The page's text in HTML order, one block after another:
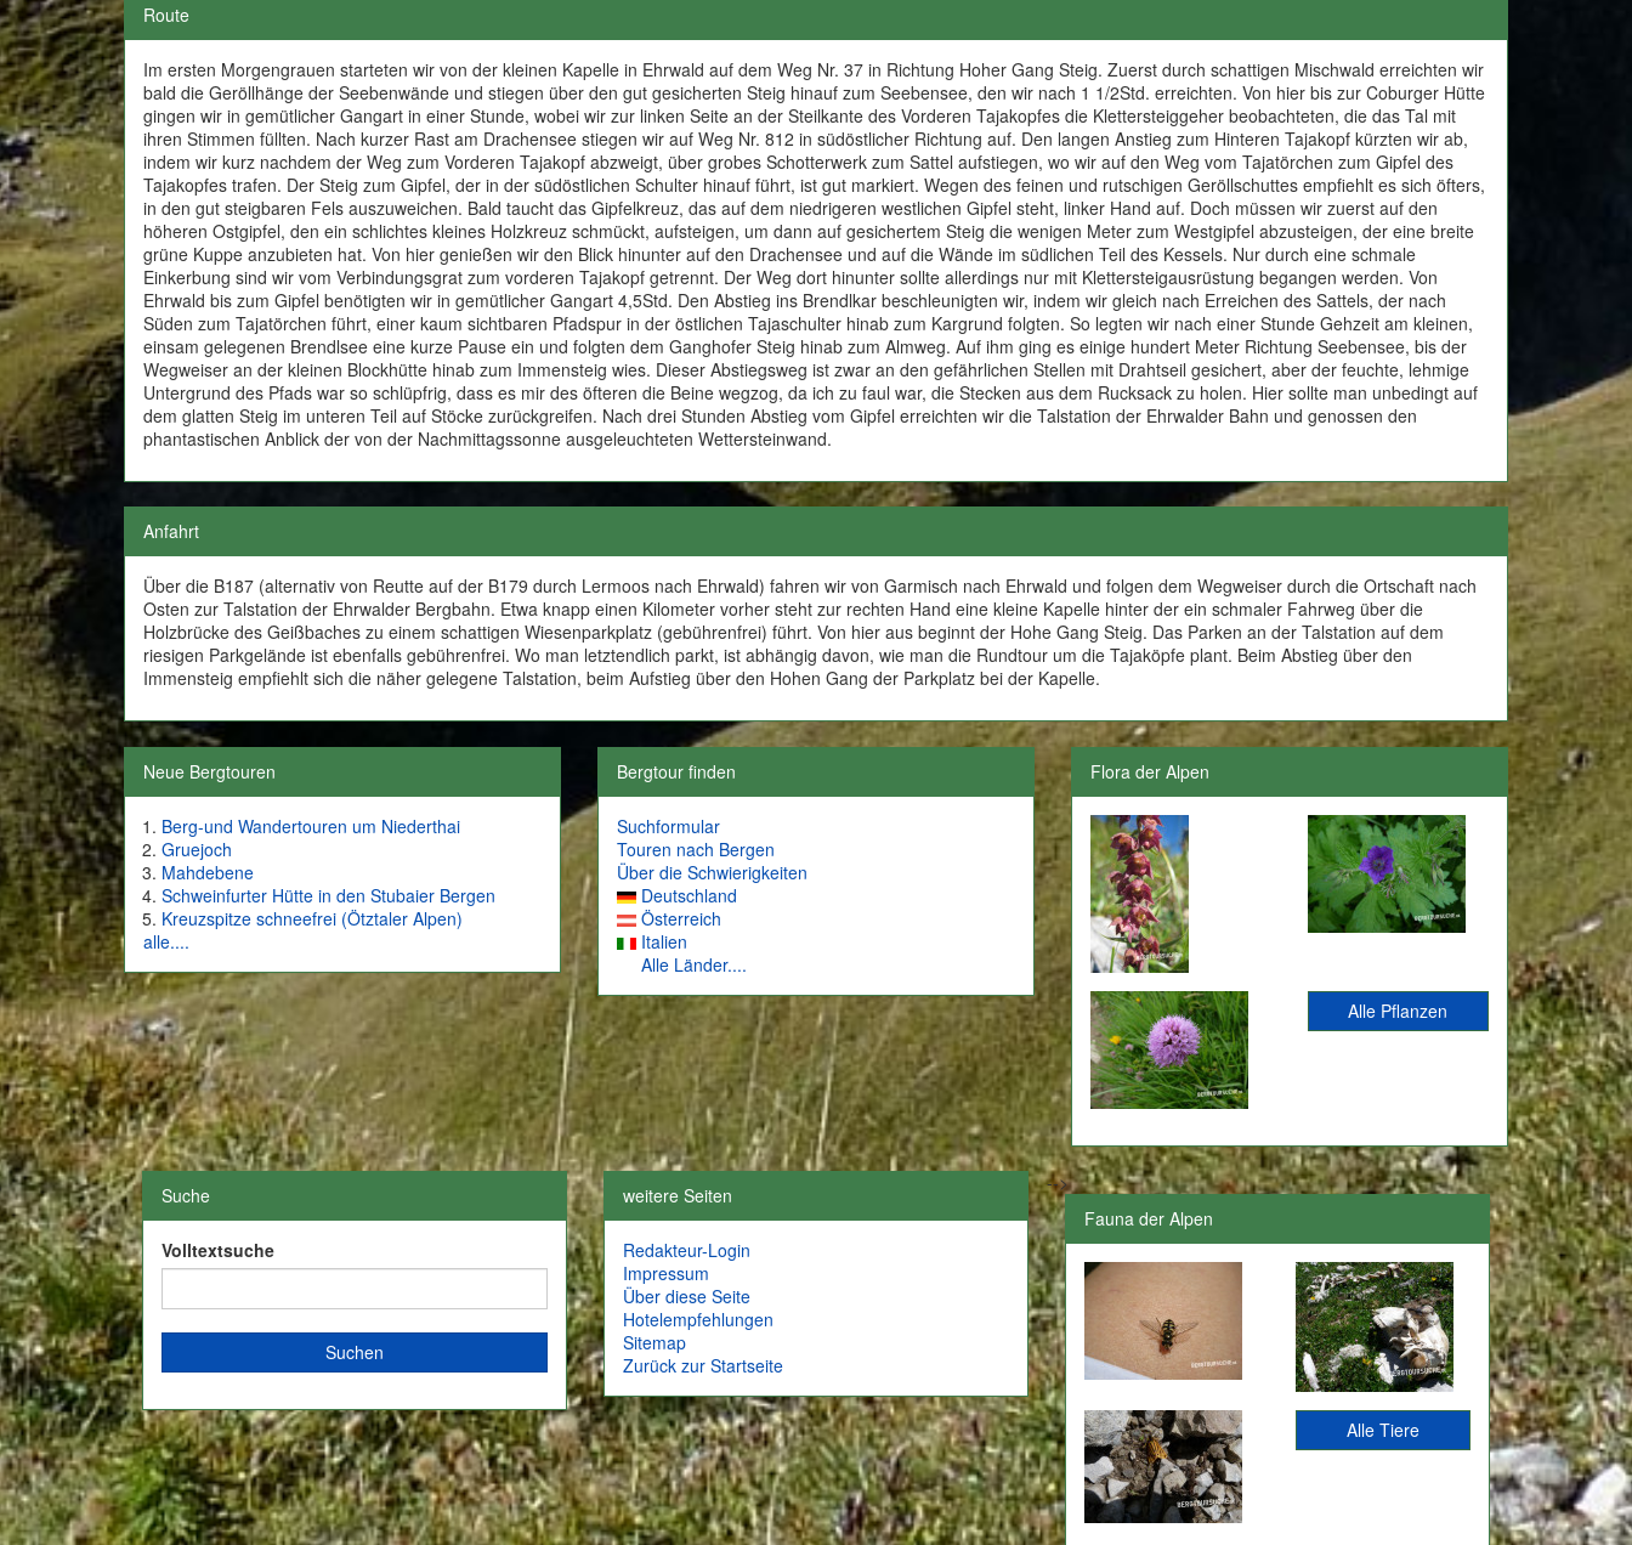
Route
Im ersten Morgengrauen starteten wir von der kleinen Kapelle in Ehrwald auf dem Weg Nr. 37 in Richtung Hoher Gang Steig. Zuerst durch schattigen Mischwald erreichten wir
bald die Geröllhänge der Seebenwände und stiegen über den gut gesicherten Steig hinauf zum Seebensee, den wir nach 1 1/2Std. erreichten. Von hier bis zur Coburger Hütte
gingen wir in gemütlicher Gangart in einer Stunde, wobei wir zur linken Seite an der Steilkante des Vorderen Tajakopfes die Klettersteiggeher beobachteten, die das Tal mit
ihren Stimmen füllten. Nach kurzer Rast am Drachensee stiegen wir auf Weg Nr. 812 in südöstlicher Richtung auf. Den langen Anstieg zum Hinteren Tajakopf kürzten wir ab,
indem wir kurz nachdem der Weg zum Vorderen Tajakopf abzweigt, über grobes Schotterwerk zum Sattel aufstiegen, wo wir auf den Weg vom Tajatörchen zum Gipfel des
Tajakopfes trafen. Der Steig zum Gipfel, der in der südöstlichen Schulter hinauf führt, ist gut markiert. Wegen des feinen und rutschigen Geröllschuttes empfiehlt es sich öfters,
in den gut steigbaren Fels auszuweichen. Bald taucht das Gipfelkreuz, das auf dem niedrigeren westlichen Gipfel steht, linker Hand auf. Doch müssen wir zuerst auf den
höheren Ostgipfel, den ein schlichtes kleines Holzkreuz schmückt, aufsteigen, um dann auf gesichertem Steig die wenigen Meter zum Westgipfel abzusteigen, der eine breite
grüne Kuppe anzubieten hat. Von hier genießen wir den Blick hinunter auf den Drachensee und auf die Wände im südlichen Teil des Kessels. Nur durch eine schmale
Einkerbung sind wir vom Verbindungsgrat zum vorderen Tajakopf getrennt. Der Weg dort hinunter sollte allerdings nur mit Klettersteigausrüstung begangen werden. Von
Ehrwald bis zum Gipfel benötigten wir in gemütlicher Gangart 4,5Std. Den Abstieg ins Brendlkar beschleunigten wir, indem wir gleich nach Erreichen des Sattels, der nach
Süden zum Tajatörchen führt, einer kaum sichtbaren Pfadspur in der östlichen Tajaschulter hinab zum Kargrund folgten. So legten wir nach einer Stunde Gehzeit am kleinen,
einsam gelegenen Brendlsee eine kurze Pause ein und folgten dem Ganghofer Steig hinab zum Almweg. Auf ihm ging es einige hundert Meter Richtung Seebensee, bis der
Wegweiser an der kleinen Blockhütte hinab zum Immensteig wies. Dieser Abstiegsweg ist zwar an den gefährlichen Stellen mit Drahtseil gesichert, aber der feuchte, lehmige
Untergrund des Pfads war so schlüpfrig, dass es mir des öfteren die Beine wegzog, da ich zu faul war, die Stecken aus dem Rucksack zu holen. Hier sollte man unbedingt auf
dem glatten Steig im unteren Teil auf Stöcke zurückgreifen. Nach drei Stunden Abstieg vom Gipfel erreichten wir die Talstation der Ehrwalder Bahn und genossen den
phantastischen Anblick der von der Nachmittagssonne ausgeleuchteten Wettersteinwand.
Anfahrt
Über die B187 (alternativ von Reutte auf der B179 durch Lermoos nach Ehrwald) fahren wir von Garmisch nach Ehrwald und folgen dem Wegweiser durch die Ortschaft nach
Osten zur Talstation der Ehrwalder Bergbahn. Etwa knapp einen Kilometer vorher steht zur rechten Hand eine kleine Kapelle hinter der ein schmaler Fahrweg über die
Holzbrücke des Geißbaches zu einem schattigen Wiesenparkplatz (gebührenfrei) führt. Von hier aus beginnt der Hohe Gang Steig. Das Parken an der Talstation auf dem
riesigen Parkgelände ist ebenfalls gebührenfrei. Wo man letztendlich parkt, ist abhängig davon, wie man die Rundtour um die Tajaköpfe plant. Beim Abstieg über den
Immensteig empfiehlt sich die näher gelegene Talstation, beim Aufstieg über den Hohen Gang der Parkplatz bei der Kapelle.
Neue Bergtouren
Berg-und Wandertouren um Niederthai
Gruejoch
Mahdebene
Schweinfurter Hütte in den Stubaier Bergen
Kreuzspitze schneefrei (Ötztaler Alpen)
alle....
Bergtour finden
Suchformular
Touren nach Bergen
Über die Schwierigkeiten
Deutschland
Österreich
Italien
Alle Länder....
Flora der Alpen
Alle Pflanzen
-->
Suche
Volltextsuche
weitere Seiten
Redakteur-Login
Impressum
Über diese Seite
Hotelempfehlungen
Sitemap
Zurück zur Startseite
Fauna der Alpen
Alle Tiere